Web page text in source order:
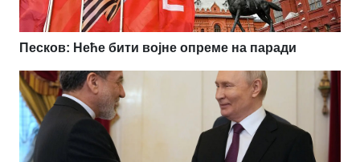
Песков: Неће бити војне опреме на паради